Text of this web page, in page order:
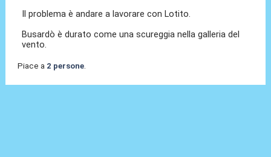
Il problema è andare a lavorare con Lotito.
Busardò è durato come una scureggia nella galleria del
vento.
Piace a 2 persone.